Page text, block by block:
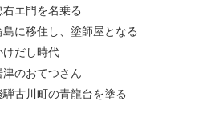
エ門を名乗る
に移住し、塗師屋となる
だし時代
のおてつさん
古川町の青龍台を塗る